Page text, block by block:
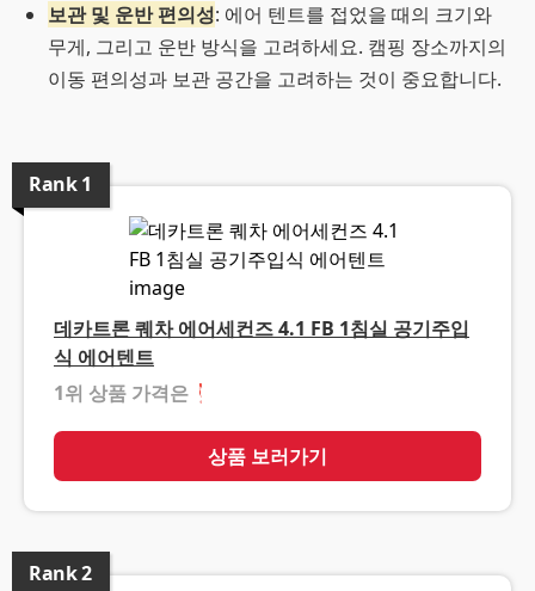
보관 및 운반 편의성: 에어 텐트를 접었을 때의 크기와
무게, 그리고 운반 방식을 고려하세요. 캠핑 장소까지의
이동 편의성과 보관 공간을 고려하는 것이 중요합니다.
Rank1
데카트론 퀘차 에어세컨즈 4.1 FB 1침실 공기주입
식 에어텐트
1위 상품 가격은 ❓
상품 보러가기
Rank2